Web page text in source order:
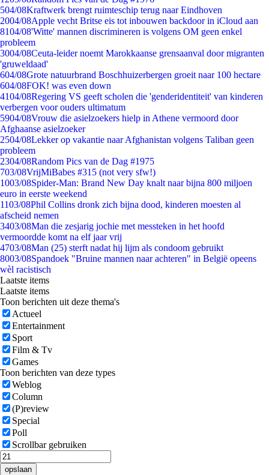
504/08Kraftwerk brengt ruimteschip terug naar Eindhoven
2004/08Apple vecht Britse eis tot inbouwen backdoor in iCloud aan
8104/08'Witte' mannen discrimineren is volgens OM geen enkel
probleem
3004/08Ceuta-leider noemt Marokkaanse grensaanval door migranten
'gruweldaad'
604/08Grote natuurbrand Boschhuizerbergen groeit naar 100 hectare
604/08FOK! was even down
4104/08Regering VS geeft scholen die 'genderidentiteit' van kinderen
verbergen voor ouders ultimatum
5904/08Vrouw die asielzoekers hielp in Athene vermoord door
Afghaanse asielzoeker
2504/08Lekker op vakantie naar Afghanistan volgens Taliban geen
probleem
2304/08Random Pics van de Dag #1975
703/08VrijMiBabes #315 (not very sfw!)
1003/08Spider-Man: Brand New Day knalt naar bijna 800 miljoen
euro in eerste weekend
1103/08Phil Collins dronk zich bijna dood, kinderen moesten al
afscheid nemen
3403/08Man die zesjarig jochie met messteken in het hoofd
vermoordde komt na elf jaar vrij
4703/08Man (25) sterft nadat hij lijm als condoom gebruikt
8003/08Spandoek "Bruine mannen naar achteren" in België opeens
wèl racistisch
Laatste items
Laatste items
Toon berichten uit deze thema's
Actueel
Entertainment
Sport
Film & Tv
Games
Toon berichten van deze types
Weblog
Column
(P)review
Special
Poll
Scrollbar gebruiken
opslaan